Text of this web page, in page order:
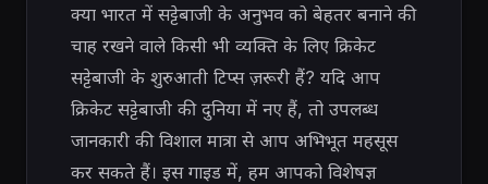
क्या भारत में सट्टेबाजी के अनुभव को बेहतर बनाने की
चाह रखने वाले किसी भी व्यक्ति के लिए क्रिकेट
सट्टेबाजी के शुरुआती टिप्स ज़रूरी हैं? यदि आप
क्रिकेट सट्टेबाजी की दुनिया में नए हैं, तो उपलब्ध
जानकारी की विशाल मात्रा से आप अभिभूत महसूस
कर सकते हैं। इस गाइड में, हम आपको विशेषज्ञ